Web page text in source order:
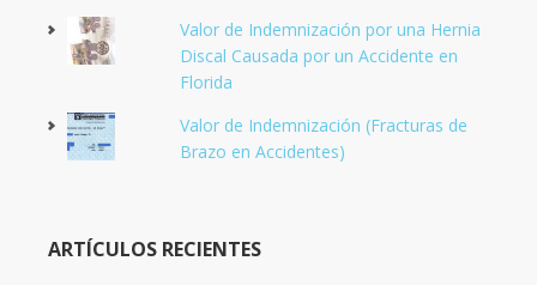
Valor de Indemnización por una Hernia
Discal Causada por un Accidente en
Florida
Valor de Indemnización (Fracturas de
Brazo en Accidentes)
ARTÍCULOS RECIENTES